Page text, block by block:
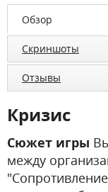
Обзор
Скриншоты
Отзывы
Кризис
Сюжет игры
между